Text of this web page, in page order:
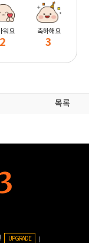
워요
2
축하해요
3
목록
UPGRADE